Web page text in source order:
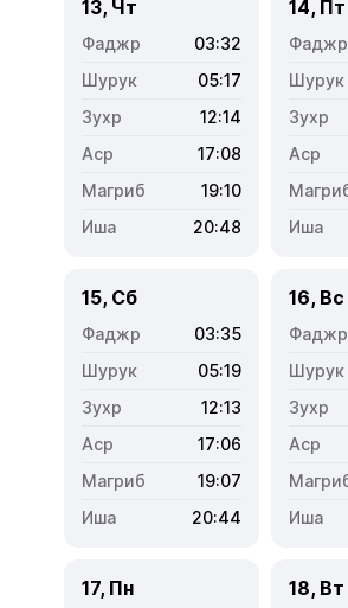
13, Чт
03:32
05:17
12:14
17:08
19:10
20:48
14, Пт
15, Сб
03:35
05:19
12:13
17:06
19:07
20:44
16, Вс
17, Пн 18, Вт